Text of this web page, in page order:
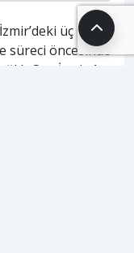
üç şube
süreci öncesinde
Sen İzmir 1